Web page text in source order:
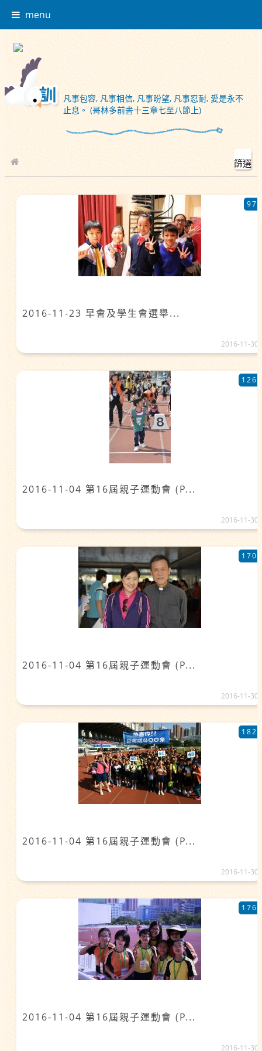
menu
凡事包容, 凡事相信, 凡事盼望, 凡事忍耐, 愛是永不
止息。 (哥林多前書十三章七至八節上)
校園相簿
篩選
2016-11-23 早會及學生會選舉...
97
2016-11-30
2016-11-04 第16屆親子運動會 (P...
126
2016-11-30
2016-11-04 第16屆親子運動會 (P...
170
2016-11-30
2016-11-04 第16屆親子運動會 (P...
182
2016-11-30
2016-11-04 第16屆親子運動會 (P...
176
2016-11-30